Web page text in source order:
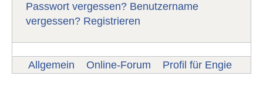
Passwort vergessen? Benutzername
vergessen? Registrieren
Allgemein Online-Forum Profil für Engie